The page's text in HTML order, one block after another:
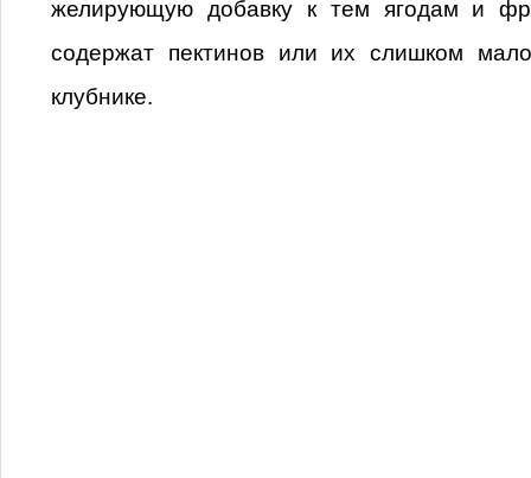
желирующую добавку к тем ягодам и
содержат пектинов или их слишком
клубнике.